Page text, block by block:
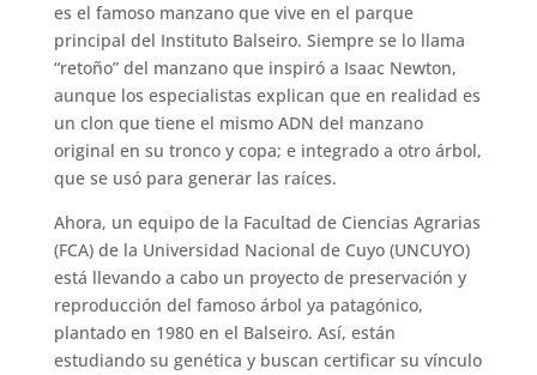
es el famoso manzano que vive en el parque
principal del Instituto Balseiro. Siempre se lo llama
“retoño” del manzano que inspiró a Isaac Newton,
aunque los especialistas explican que en realidad es
un clon que tiene el mismo ADN del manzano
original en su tronco y copa; e integrado a otro árbol,
que se usó para generar las raíces.
Ahora, un equipo de la Facultad de Ciencias Agrarias
(FCA) de la Universidad Nacional de Cuyo (UNCUYO)
está llevando a cabo un proyecto de preservación y
reproducción del famoso árbol ya patagónico,
plantado en 1980 en el Balseiro. Así, están
estudiando su genética y buscan certificar su vínculo